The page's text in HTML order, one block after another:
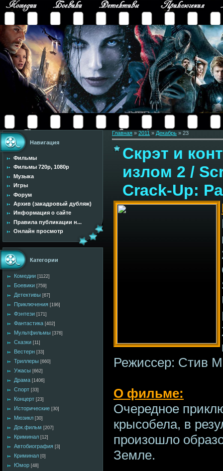
Навигация
Фильмы
Фильмы 720p, 1080p
Музыка
Игры
Форум
Архив (закадровый дубляж)
Информация о сайте
Правила публикации н...
Онлайн просмотр
Категории
Комедии [1122]
Боевики [759]
Детективы [67]
Приключения [196]
Фэнтези [171]
Фантастика [402]
Мультфильмы [376]
Сказки [11]
Вестерн [33]
Триллеры [660]
Ужасы [662]
Драма [1406]
Спорт [33]
Концерт [23]
Исторические [30]
Мюзикл [30]
Док.фильм [207]
Криминал [12]
Автобиография [3]
Криминал [0]
Юмор [48]
Главная » 2011 » Декабрь » 23
Скрэт и
излом 2 /
Crack-Up:
Режиссер: Стив
О фильме:
Очередное
крысобела, в
произошло
Земле.